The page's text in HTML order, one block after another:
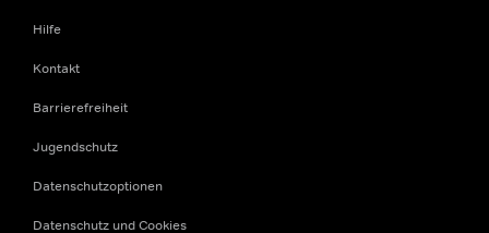
Hilfe
Kontakt
Barrierefreiheit
Jugendschutz
Datenschutzoptionen
Datenschutz und Cookies